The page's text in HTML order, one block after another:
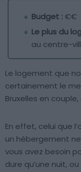
Budget :€€
Le plus du
au centre-
Le logement que
certainement le
Bruxelles en
En effet, celui que
un hébergement
vous avez besoin
dure qu’une nuit,